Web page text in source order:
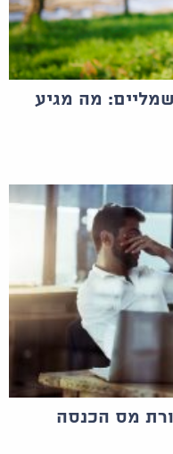
מה מגיע
מס הכנסה